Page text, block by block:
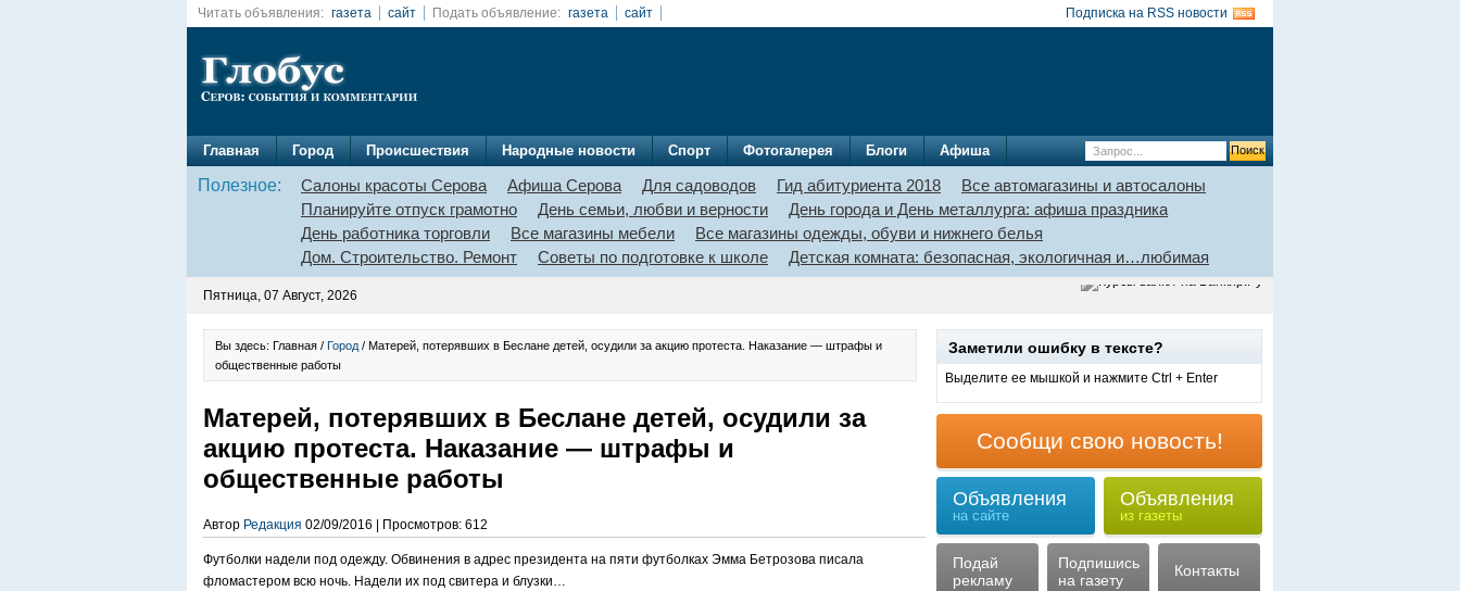
Читать объявления: газета сайт Подать объявление: газета сайт Подписка на RSS новости
Главная Город Происшествия Народные новости Спорт Фотогалерея Блоги Афиша
Полезное: Салоны красоты Серова Афиша Серова Для садоводов Гид абитуриента 2018
Все автомагазины и автосалоны
Планируйте отпуск грамотно
День семьи, любви и верности
День города и День металлурга: афиша праздника
День работника торговли
Все магазины мебели
Все магазины одежды, обуви и нижнего белья
Дом. Строительство. Ремонт
Советы по подготовке к школе Детская комната: безопасная, экологичная и…любимая
Пятница, 07 Август, 2026
Вы здесь: Главная / Город / Матерей, потерявших в Беслане детей, осудили за акцию протеста. Наказание — штрафы и
общественные работы
Матерей, потерявших в Беслане детей, осудили за
акцию протеста. Наказание — штрафы и
общественные работы
Автор Редакция 02/09/2016 | Просмотров: 612
Футболки надели под одежду. Обвинения в адрес президента на пяти футболках Эмма Бетрозова писала
фломастером всю ночь. Надели их под свитера и блузки…
Заметили ошибку в тексте?
Выделите ее мышкой и нажмите Ctrl + Enter
Сообщи свою новость!
Объявления
на сайте
Объявления
из газеты
Подай
рекламу
Подпишись
на газету
Контакты